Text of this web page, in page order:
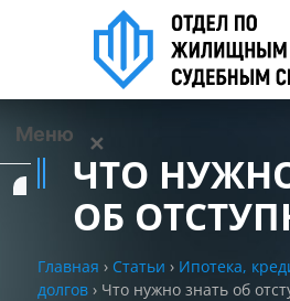
Меню ✕
О нас
ЧТО
ОБ
Главная › Статьи › Ипотека,
долгов › Что нужно знать об